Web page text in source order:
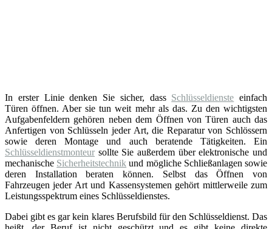
In erster Linie denken Sie sicher, dass Schlüsseldienste einfach
Türen öffnen. Aber sie tun weit mehr als das. Zu den wichtigsten
Aufgabenfeldern gehören neben dem Öffnen von Türen auch das
Anfertigen von Schlüsseln jeder Art, die Reparatur von Schlössern
sowie deren Montage und auch beratende Tätigkeiten. Ein
Schlüsseldienstmonteur sollte Sie außerdem über elektronische und
mechanische Sicherheitstechnik und mögliche Schließanlagen sowie
deren Installation beraten können. Selbst das Öffnen von
Fahrzeugen jeder Art und Kassensystemen gehört mittlerweile zum
Leistungsspektrum eines Schlüsseldienstes.
Dabei gibt es gar kein klares Berufsbild für den Schlüsseldienst. Das